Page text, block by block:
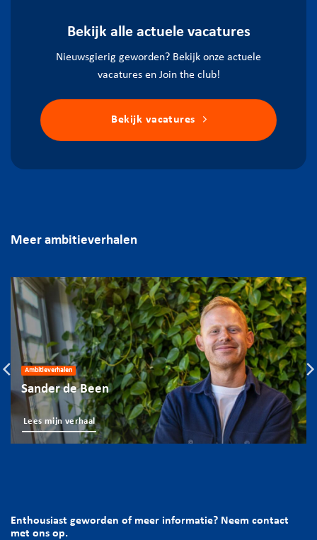
Bekijk alle actuele vacatures
Nieuwsgierig geworden? Bekijk onze actuele
vacatures en Join the club!
Bekijk vacatures
Meer ambitieverhalen
Ambitieverhalen
Sander de Been
Lees mijn verhaal
Enthousiast geworden of meer informatie? Neem contact
met ons op.